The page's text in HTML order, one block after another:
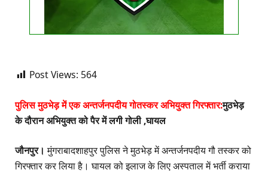
Post Views: 564
पुलिस मुठभेड़ में एक अन्तर्जनपदीय गोतस्कर अभियुक्त गिरफ्तार:मुठभेड़
के दौरान अभियुक्त को पैर में लगी गोली ,घायल
जौनपुर। मुंगराबादशाहपुर पुलिस ने मुठभेड़ में अन्तर्जनपदीय गौ तस्कर को
गिरफ्तार कर लिया है। घायल को इलाज के लिए अस्पताल में भर्ती कराया